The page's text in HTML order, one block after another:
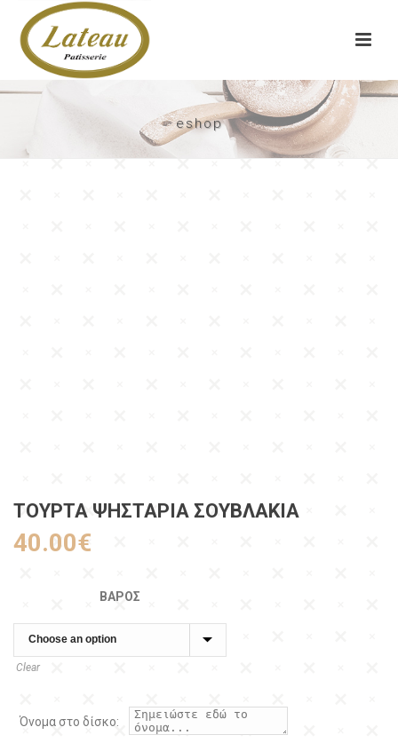
eshop
ΤΟΥΡΤΑ ΨΗΣΤΑΡΙΆ ΣΟΥΒΛΆΚΙΑ
40.00€
ΒΆΡΟΣ
Clear
Όνομα στο δίσκο: